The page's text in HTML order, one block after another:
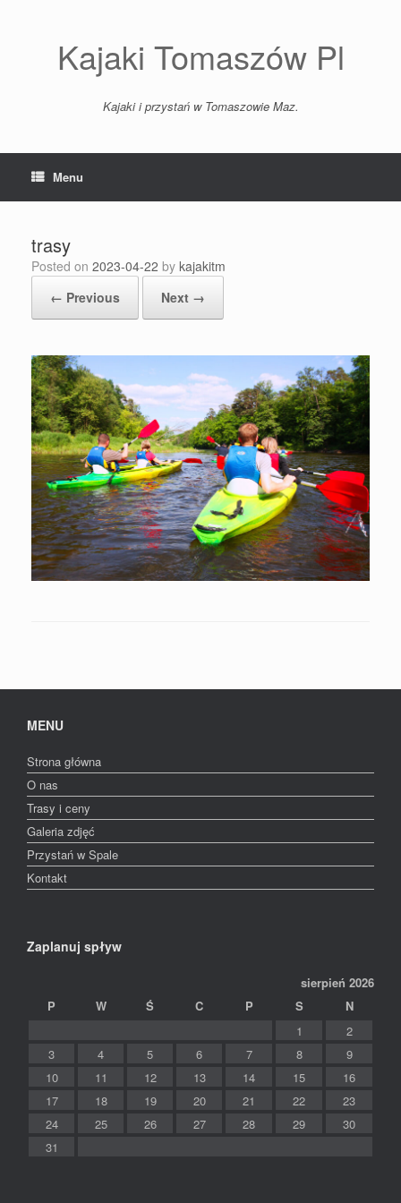
Kajaki Tomaszów Pl
Kajaki i przystań w Tomaszowie Maz.
Menu
trasy
Posted on 2023-04-22 by kajakitm
← Previous
Next →
MENU
Strona główna
O nas
Trasy i ceny
Galeria zdjęć
Przystań w Spale
Kontakt
Zaplanuj spływ
sierpień 2026
P
W Ś C P S
N
1
2
3
4 5 6 7 8
9
10
11 12 13 14 15
16
17
18 19 20 21 22
23
24
25 26 27 28 29
30
31